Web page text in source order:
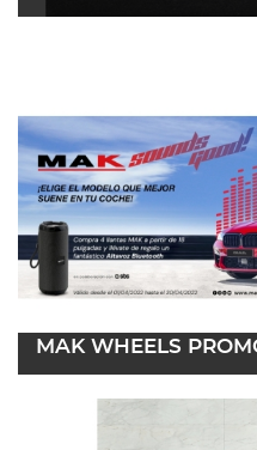
MAK WHEELS
23 marzo 2022